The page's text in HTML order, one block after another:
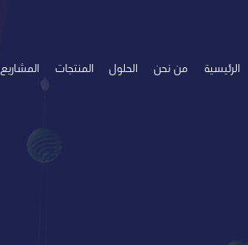
الرئيسية من نحن الحلول المنتجات المشاريع